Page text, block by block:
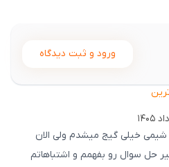
ورود و ثبت دیدگاه
شیمی خیلی گیج میشدم ولی الان
حل سوال رو بفهمم و اشتباهاتم